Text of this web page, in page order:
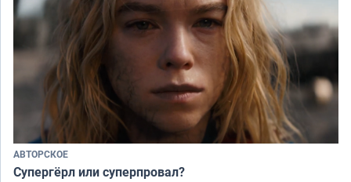
АВТОРСКОЕ
Супергёрл или суперпровал?